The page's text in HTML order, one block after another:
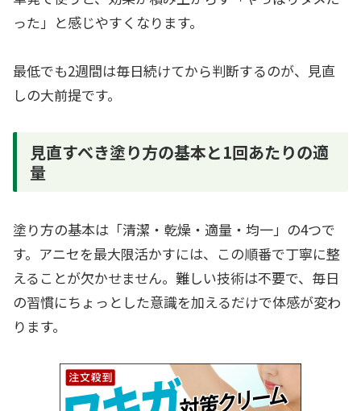
った」と感じやすくなります。
最低でも2週間は毎日続けてから判断するのが、見直
しの大前提です。
見直すべき塗り方の基本と1回あたりの適
量
塗り方の基本は「清潔・乾燥・適量・均一」の4つで
す。アニセを最大限活かすには、この順番で丁寧に整
えることが欠かせません。難しい技術は不要で、毎日
の習慣にちょっとした意識を加えるだけで体感が変わ
ります。